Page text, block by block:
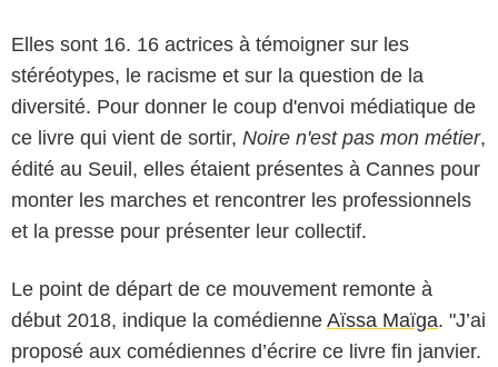
Elles sont 16. 16 actrices à témoigner sur les
stéréotypes, le racisme et sur la question de la
diversité. Pour donner le coup d'envoi médiatique de
ce livre qui vient de sortir, Noire n'est pas mon métier,
édité au Seuil, elles étaient présentes à Cannes pour
monter les marches et rencontrer les professionnels
et la presse pour présenter leur collectif.
Le point de départ de ce mouvement remonte à
début 2018, indique la comédienne Aïssa Maïga. "J’ai
proposé aux comédiennes d’écrire ce livre fin janvier.